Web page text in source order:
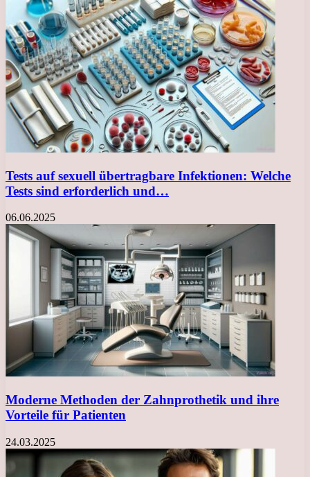
Tests auf sexuell übertragbare Infektionen: Welche
Tests sind erforderlich und…
06.06.2025
Moderne Methoden der Zahnprothetik und ihre
Vorteile für Patienten
24.03.2025